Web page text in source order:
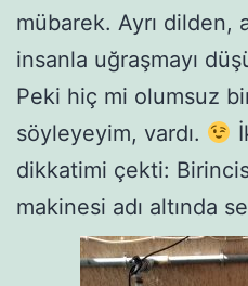
mübarek. Ayrı dilden,
insanla uğraşmayı
Peki hiç mi olumsuz
söyleyeyim, vardı.
dikkatimi çekti:
makinesi adı altında